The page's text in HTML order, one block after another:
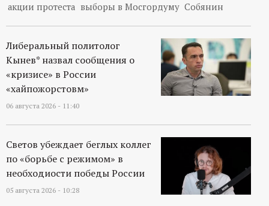
н
ы
й
п
о
р
т
акции протеста выборы в Мосгордуму Собянин
Либеральный политолог
Кынев* назвал сообщения о
«кризисе» в России
«хайпожорстовм»
06 августа 2026 - 11:40
Светов убеждает беглых коллег
по «борьбе с режимом» в
необходиости победы России
05 августа 2026 - 10:28